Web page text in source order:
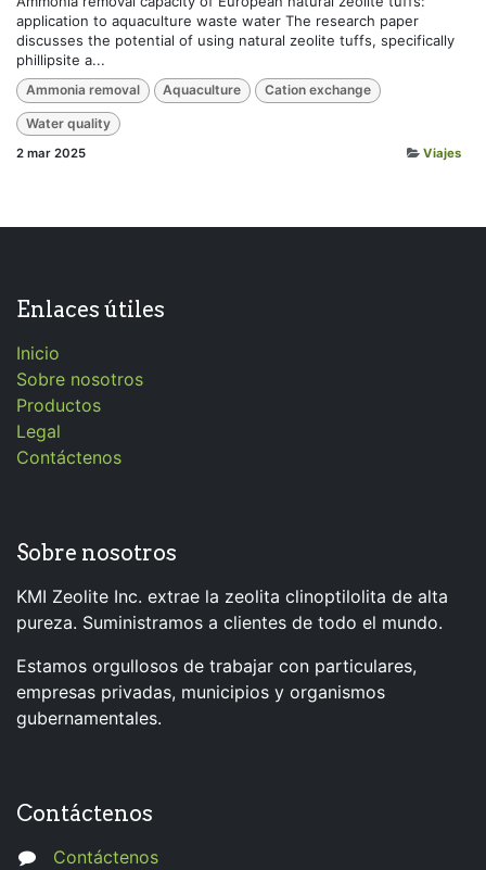
application to aquaculture waste water The research paper
discusses the potential of using natural zeolite tuffs, specifically
phillipsite a...
Ammonia removal Aquaculture Cation exchange
Water quality
2 mar 2025 Viajes
Enlaces útiles
Inicio
Sobre nosotros
Productos
Legal
Contáctenos
Sobre nosotros
KMI Zeolite Inc. extrae la zeolita clinoptilolita de alta
pureza. Suministramos a clientes de todo el mundo.
Estamos orgullosos de trabajar con particulares,
empresas privadas, municipios y organismos
gubernamentales.
Contáctenos
Contáctenos